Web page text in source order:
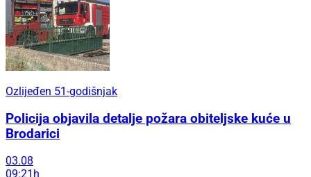
Ozlijeđen 51-godišnjak
Policija objavila detalje požara obiteljske kuće u
Brodarici
03.08
09:21h